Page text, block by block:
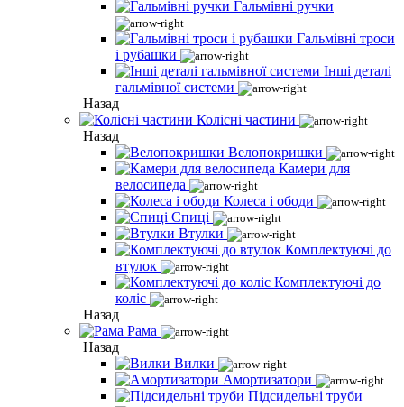
Гальмівні ручки
Гальмівні троси
і рубашки
Інші деталі
гальмівної системи
Назад
Колісні частини
Назад
Велопокришки
Камери для
велосипеда
Колеса і ободи
Спиці
Втулки
Комплектуючі до
втулок
Комплектуючі до
коліс
Назад
Рама
Назад
Вилки
Амортизатори
Підсидельні труби